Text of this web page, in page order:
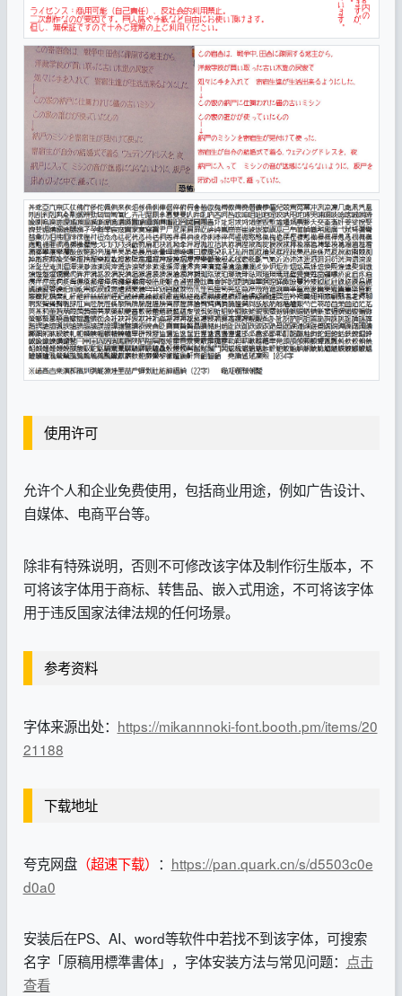
使用许可
允许个人和企业免费使用，包括商业用途，例如广告设计、
自媒体、电商平台等。
除非有特殊说明，否则不可修改该字体及制作衍生版本，不
可将该字体用于商标、转售品、嵌入式用途，不可将该字体
用于违反国家法律法规的任何场景。
参考资料
字体来源出处： https://mikannnoki-font.booth.pm/items/20
21188
下载地址
夸克网盘（超速下载） ： https://pan.quark.cn/s/d5503c0e
d0a0
安装后在PS、AI、word等软件中若找不到该字体，可搜索
名字「原稿用標準書体」，字体安装方法与常见问题： 点击
查看